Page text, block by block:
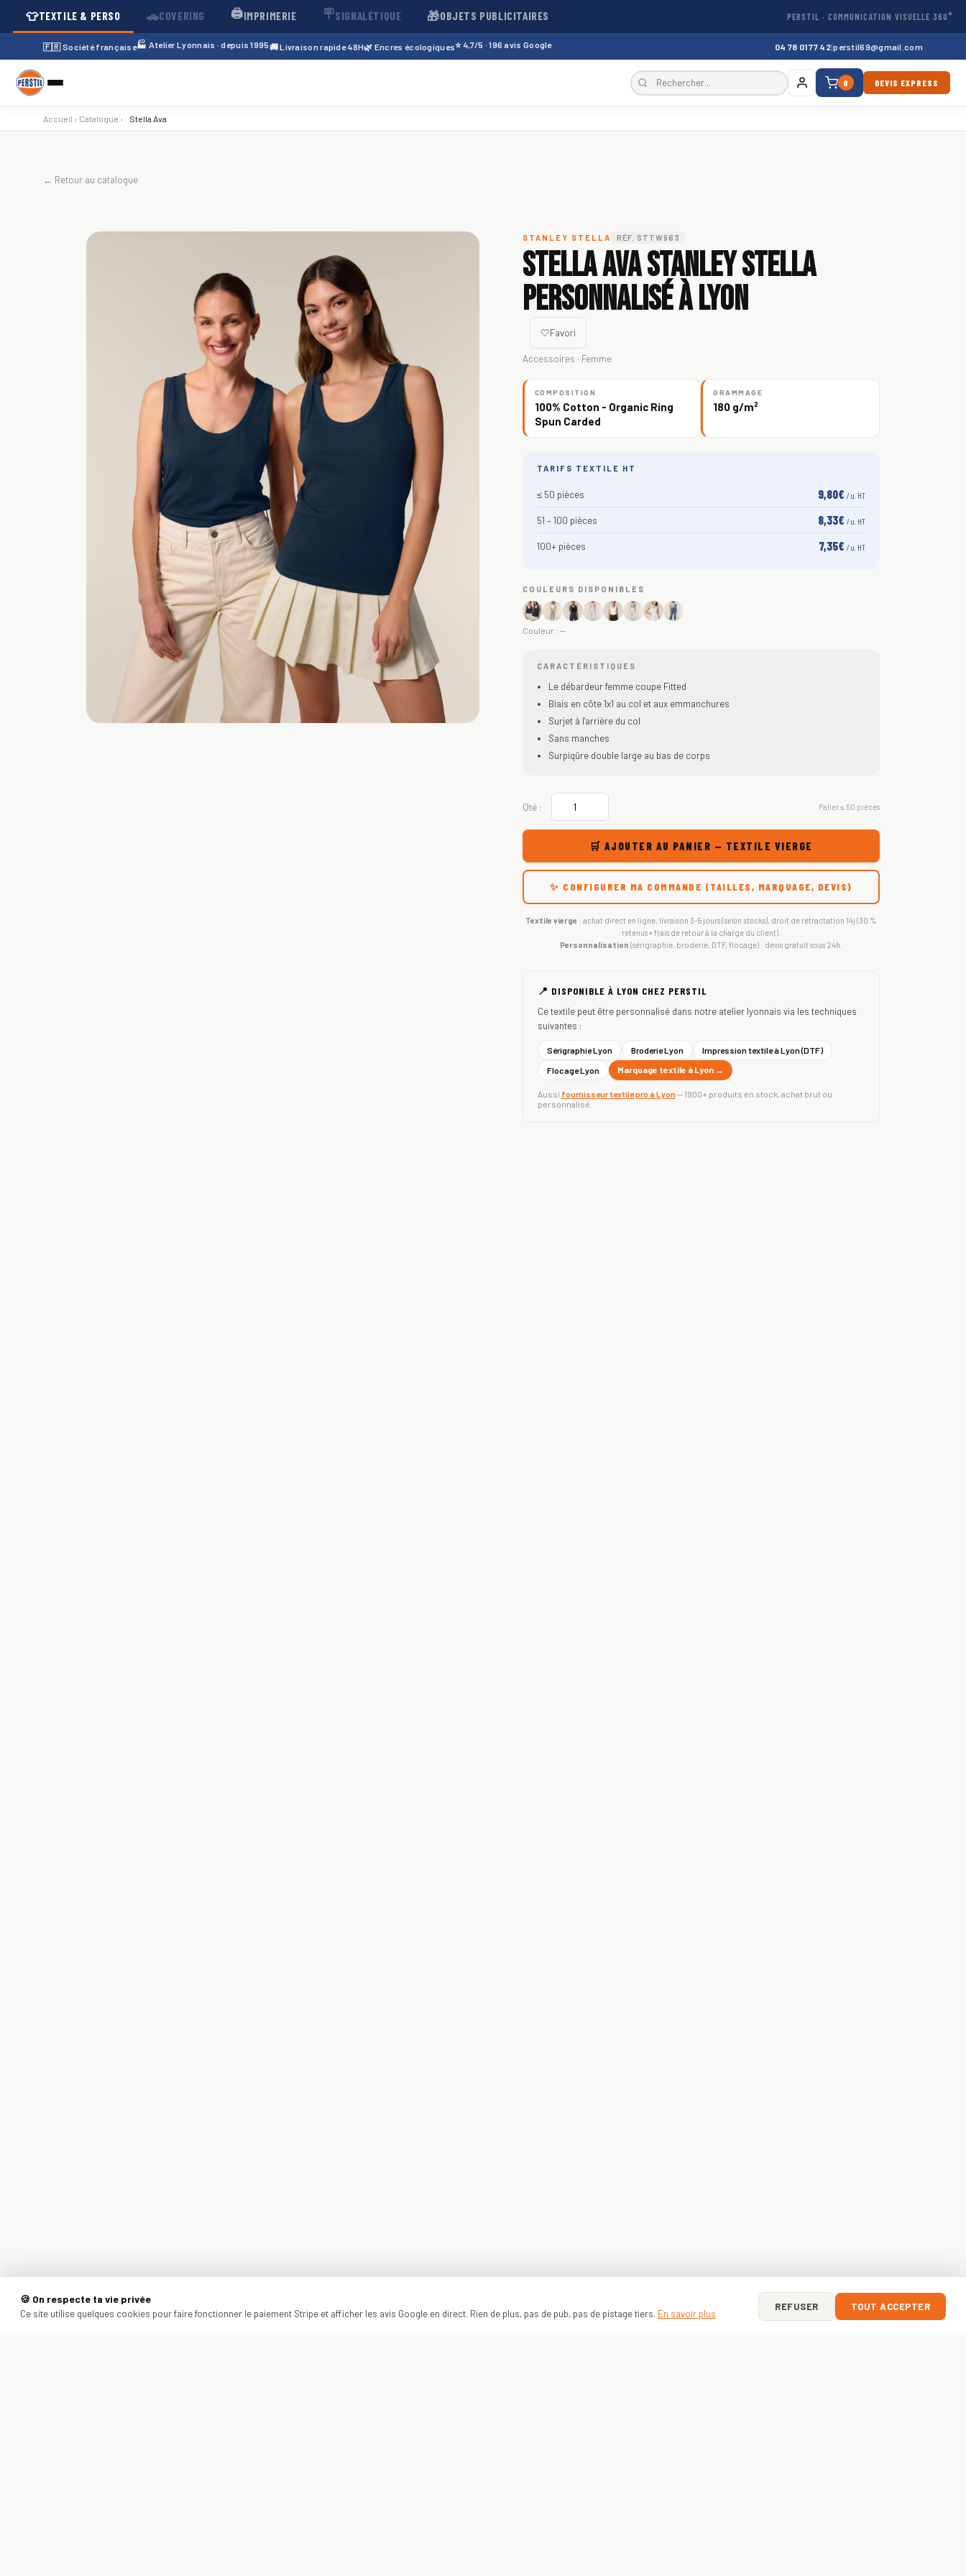
👕TEXTILE & PERSO 🚗COVERING 🖨️IMPRIMERIE 🪧SIGNALÉTIQUE 🎁OBJETS PUBLICITAIRES PERSTIL · COMMUNICATION VISUELLE 360°
🇫🇷 Société française🏭 Atelier Lyonnais · depuis 1995🚚 Livraison rapide 48H🌿 Encres écologiques⭐ 4,7/5 · 196 avis Google 04 78 01 77 42|perstil69@gmail.com
0 DEVIS EXPRESS
Accueil › Catalogue › Stella Ava
← Retour au catalogue
STANLEY STELLA RÉF. STTW963
Stella Ava Stanley Stella
personnalisé à Lyon
🤍Favori
Accessoires · Femme
COMPOSITION
100% Cotton - Organic Ring
Spun Carded
GRAMMAGE
180 g/m²
TARIFS TEXTILE HT
≤ 50 pièces 9,80€ / u. HT
51 – 100 pièces 8,33€ / u. HT
100+ pièces 7,35€ / u. HT
COULEURS DISPONIBLES
Couleur : —
CARACTÉRISTIQUES
Le débardeur femme coupe Fitted
Biais en côte 1x1 au col et aux emmanchures
Surjet à l'arrière du col
Sans manches
Surpiqûre double large au bas de corps
Qté : Palier ≤ 50 pièces
🛒 AJOUTER AU PANIER — TEXTILE VIERGE
✨ CONFIGURER MA COMMANDE (TAILLES, MARQUAGE, DEVIS)
Textile vierge : achat direct en ligne, livraison 3-5 jours(selon stocks), droit de rétractation 14j (30 %
retenus + frais de retour à la charge du client).
Personnalisation (sérigraphie, broderie, DTF, flocage) : devis gratuit sous 24h.
📍 DISPONIBLE À LYON CHEZ PERSTIL
Ce textile peut être personnalisé dans notre atelier lyonnais via les techniques
suivantes :
Sérigraphie Lyon Broderie Lyon
Impression textile à Lyon (DTF)
Flocage Lyon
Marquage textile à Lyon →
Aussi fournisseur textile pro à Lyon— 1900+ produits en stock, achat brut ou
personnalisé.
🍪 On respecte ta vie privée
Ce site utilise quelques cookies pour faire fonctionner le paiement Stripe et afficher les avis Google en direct. Rien de plus, pas de pub, pas de pistage tiers. En savoir plus
REFUSER TOUT ACCEPTER